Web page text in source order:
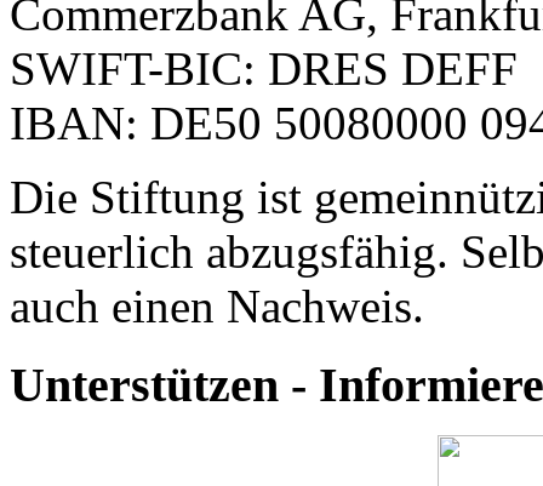
Commerzbank AG,
SWIFT-BIC: DRES DEFF
IBAN: DE50 50080000
Die Stiftung ist
steuerlich abzugsfähig.
auch einen Nachweis.
Unterstützen -